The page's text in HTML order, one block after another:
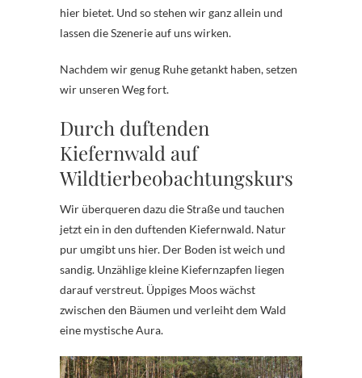
hier bietet. Und so stehen wir ganz allein und
lassen die Szenerie auf uns wirken.
Nachdem wir genug Ruhe getankt haben, setzen
wir unseren Weg fort.
Durch duftenden
Kiefernwald auf
Wildtierbeobachtungskurs
Wir überqueren dazu die Straße und tauchen
jetzt ein in den duftenden Kiefernwald. Natur
pur umgibt uns hier. Der Boden ist weich und
sandig. Unzählige kleine Kiefernzapfen liegen
darauf verstreut. Üppiges Moos wächst
zwischen den Bäumen und verleiht dem Wald
eine mystische Aura.